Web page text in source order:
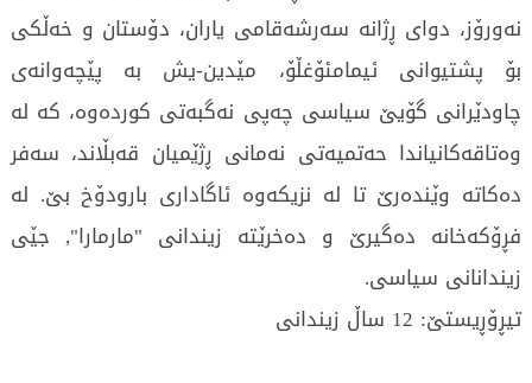
نە‌ورۆز، دوای ڕژانە‌ سە‌رشە‌قامی یاران، دۆستان و خە‌ڵكی
بۆ پشتیوانی ئیمامئۆغڵۆ، مێدین-یش بە‌ پێچە‌وانە‌ی
چاودێرانی گۆیێ سیاسی چە‌پی نە‌گبە‌تی كوردە‌وە‌، كە‌ لە‌
وە‌تاقە‌كانیاندا حە‌تمیە‌تی نە‌مانی ڕژێمیان قە‌بڵاند، سە‌فر
دە‌كاتە‌ وێندە‌رێ تا لە‌ نزیكە‌وە‌ ئاگاداری بارودۆخ بێ. لە‌
فڕۆكە‌خانە‌ دە‌گیرێ و دە‌خرێتە‌ زیندانی "مارمارا", جێی
زیندانانی سیاسی.
تیڕۆڕیستێ: ‌12 ساڵ زیندانی